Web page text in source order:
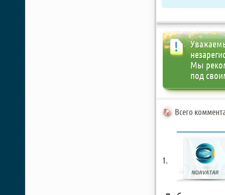
Мы
под
Всего